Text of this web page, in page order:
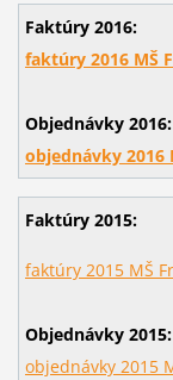
Faktúry 2016:
faktúry 2016 MŠ
Objednávky 2016:
objednávky 2016
Faktúry 2015:
faktúry 2015 MŠ
Objednávky 2015:
objednávky 2015